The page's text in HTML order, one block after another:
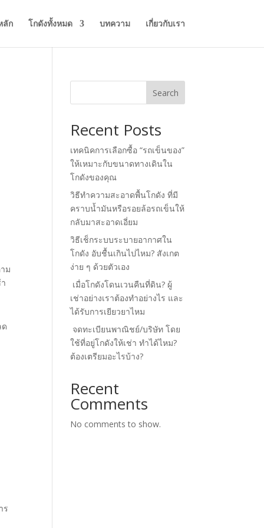
ลัก โกดังทั้งหมด บทความ เกี่ยวกับเรา
ม
ร
Search
Recent Posts
เทคนิคการเลือกซื้อ “รถเข็นของ”
ให้เหมาะกับขนาดทางเดินใน
โกดังของคุณ
วิธีทำความสะอาดพื้นโกดัง ที่มี
คราบน้ำมันหรือรอยล้อรถเข็นให้
กลับมาสะอาดเอี่ยม
วิธีเช็กระบบระบายอากาศใน
โกดัง อับชื้นเกินไปไหม? สังเกต
ง่าย ๆ ด้วยตัวเอง
เมื่อโกดังโดนเวนคืนที่ดิน? ผู้
เช่าอย่างเราต้องทำอย่างไร และ
ได้รับการเยียวยาไหม
จดทะเบียนพาณิชย์/บริษัท โดย
ใช้ที่อยู่โกดังให้เช่า ทำได้ไหม?
ต้องเตรียมอะไรบ้าง?
Recent
Comments
No comments to show.